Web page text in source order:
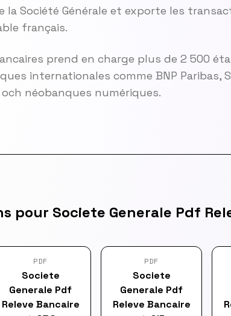
Société Générale et exporte les
français.
prend en charge plus de 2 500
internationales comme BNP Paribas,
néobanques numériques.
pour Societe Generale Pdf
PDF
Societe
Generale Pdf
Releve Bancaire
PDF
Societe
Generale Pdf
Releve Bancaire